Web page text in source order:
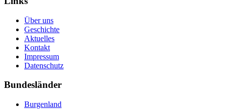
Über uns
Geschichte
Aktuelles
Kontakt
Impressum
Datenschutz
Bundesländer
Burgenland